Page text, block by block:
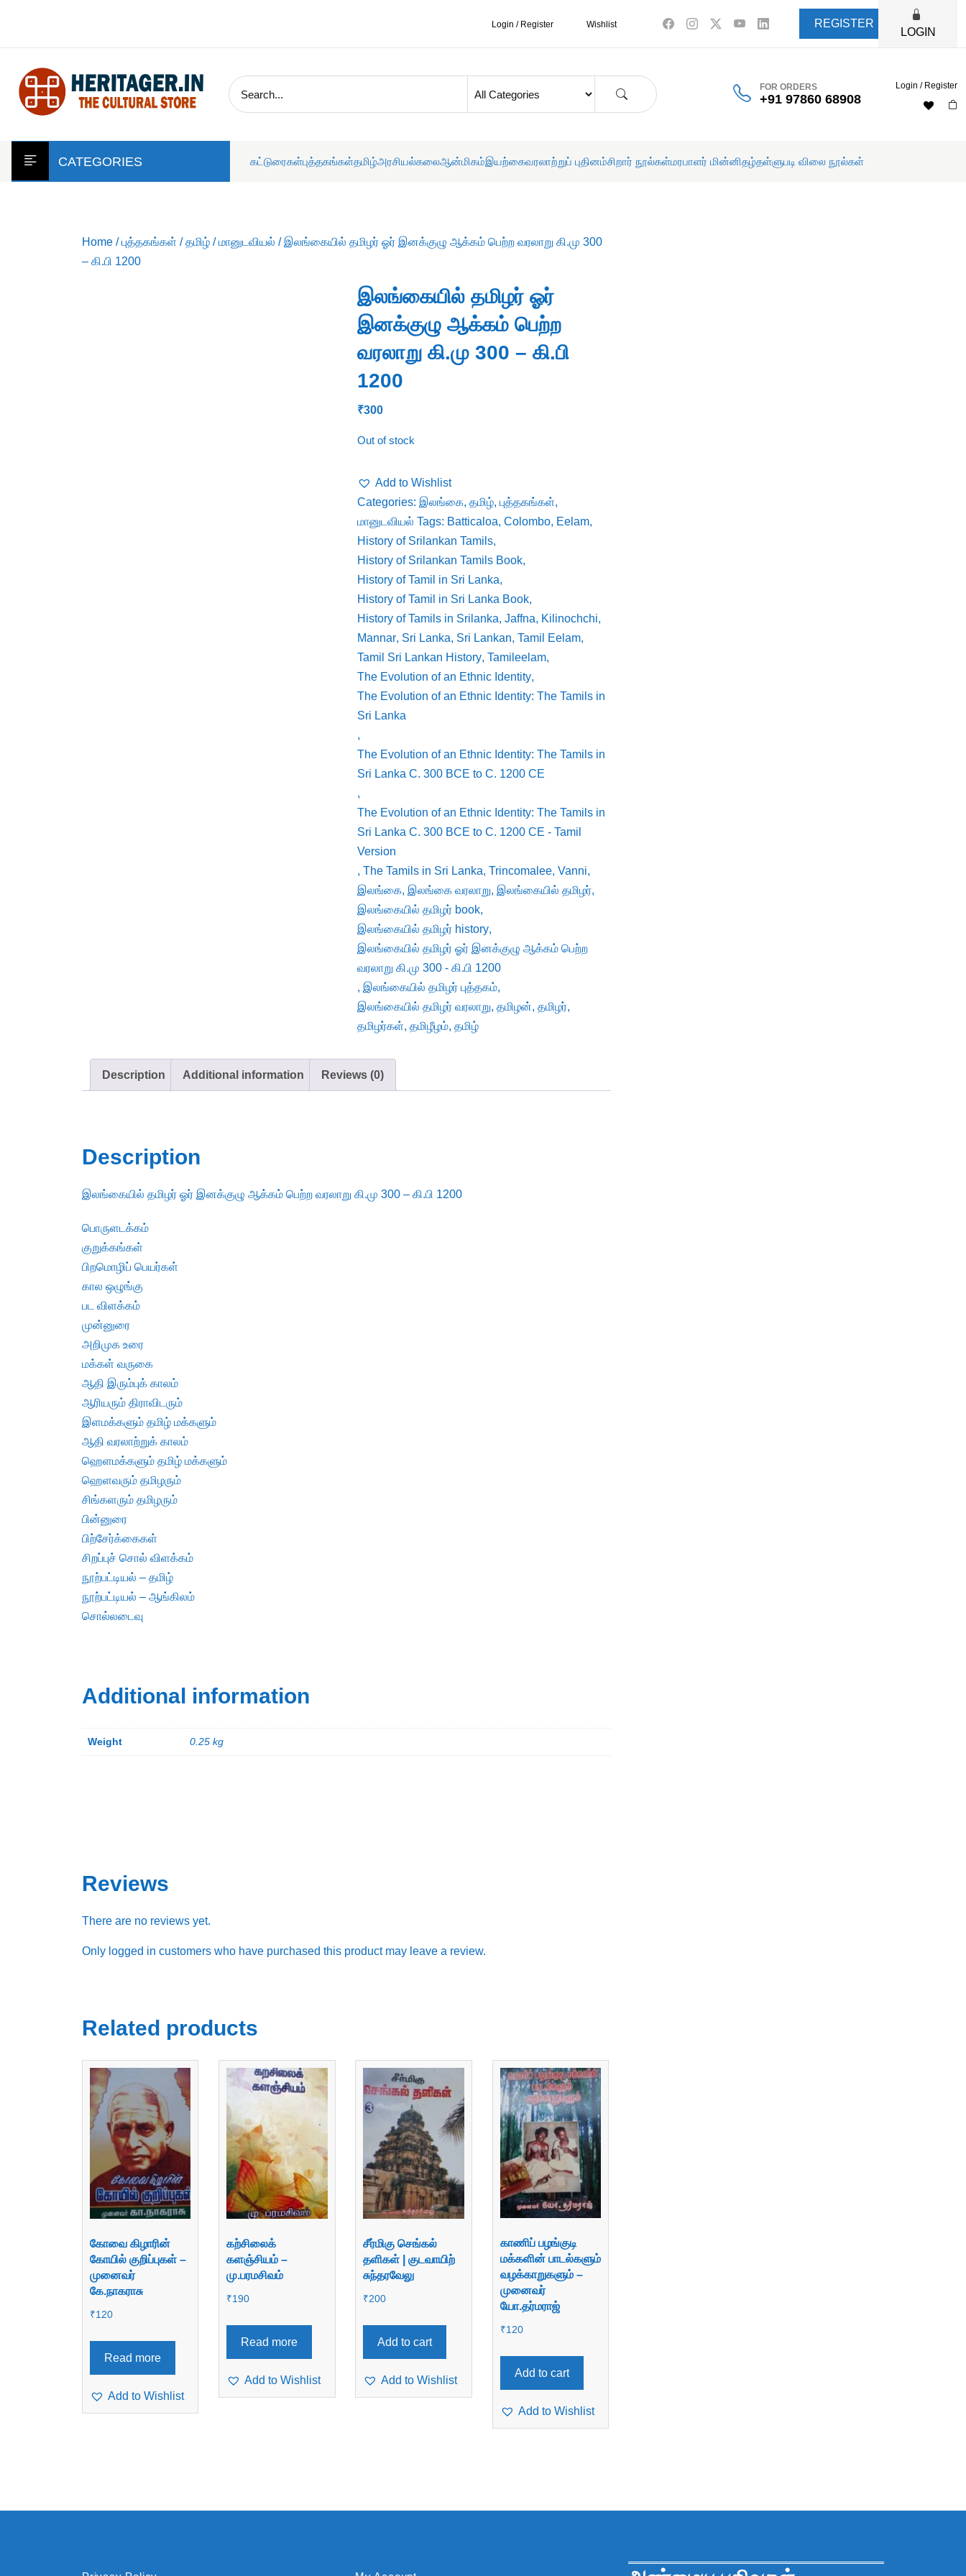
Login / Register Wishlist REGISTER
LOGIN
FOR ORDERS
+91 97860 68908
Login / Register
CATEGORIES கட்டுரைகள்புத்தகங்கள்தமிழ்அரசியல்கலைஆன்மிகம்இயற்கைவரலாற்றுப் புதினம்சிறார் நூல்கள்மரபாளர் மின்னிதழ்தள்ளுபடி விலை நூல்கள்
Home /புத்தகங்கள் /தமிழ் /மானுடவியல் / இலங்கையில் தமிழர் ஓர் இனக்குழு ஆக்கம் பெற்ற வரலாறு கி.மு 300
– கி.பி 1200
இலங்கையில் தமிழர் ஓர்
இனக்குழு ஆக்கம் பெற்ற
வரலாறு கி.மு 300 – கி.பி
1200
₹300
Out of stock
Add to Wishlist
Categories: இலங்கை, தமிழ், புத்தகங்கள்,
மானுடவியல் Tags: Batticaloa, Colombo, Eelam,
History of Srilankan Tamils,
History of Srilankan Tamils Book,
History of Tamil in Sri Lanka,
History of Tamil in Sri Lanka Book,
History of Tamils in Srilanka, Jaffna, Kilinochchi,
Mannar, Sri Lanka, Sri Lankan, Tamil Eelam,
Tamil Sri Lankan History, Tamileelam,
The Evolution of an Ethnic Identity,
The Evolution of an Ethnic Identity: The Tamils in
Sri Lanka
,
The Evolution of an Ethnic Identity: The Tamils in
Sri Lanka C. 300 BCE to C. 1200 CE
,
The Evolution of an Ethnic Identity: The Tamils in
Sri Lanka C. 300 BCE to C. 1200 CE - Tamil
Version
, The Tamils in Sri Lanka, Trincomalee, Vanni,
இலங்கை, இலங்கை வரலாறு, இலங்கையில் தமிழர்,
இலங்கையில் தமிழர் book,
இலங்கையில் தமிழர் history,
இலங்கையில் தமிழர் ஓர் இனக்குழு ஆக்கம் பெற்ற
வரலாறு கி.மு 300 - கி.பி 1200
, இலங்கையில் தமிழர் புத்தகம்,
இலங்கையில் தமிழர் வரலாறு, தமிழன், தமிழர்,
தமிழர்கள், தமிழீழம், தமிழ்
Description Additional information Reviews (0)
Description
இலங்கையில் தமிழர் ஓர் இனக்குழு ஆக்கம் பெற்ற வரலாறு கி.மு 300 – கி.பி 1200
பொருளடக்கம்
குறுக்கங்கள்
பிறமொழிப் பெயர்கள்
கால ஒழுங்கு
பட விளக்கம்
முன்னுரை
அறிமுக உரை
மக்கள் வருகை
ஆதி இரும்புக் காலம்
ஆரியரும் திராவிடரும்
இளமக்களும் தமிழ் மக்களும்
ஆதி வரலாற்றுக் காலம்
ஹெளமக்களும் தமிழ் மக்களும்
ஹெளவரும் தமிழரும்
சிங்களரும் தமிழரும்
பின்னுரை
பிற்சேர்க்கைகள்
சிறப்புச் சொல் விளக்கம்
நூற்பட்டியல் – தமிழ்
நூற்பட்டியல் – ஆங்கிலம்
சொல்லடைவு
Additional information
Weight 0.25 kg
Reviews
There are no reviews yet.
Only logged in customers who have purchased this product may leave a review.
Related products
கோவை கிழாரின்
கோயில் குறிப்புகள் –
முனைவர்
கே.நாகராசு
₹120
Read more
Add to Wishlist
கற்சிலைக்
களஞ்சியம் –
மு.பரமசிவம்
₹190
Read more
Add to Wishlist
சீர்மிகு செங்கல்
தளிகள் | குடவாயிற்
சுந்தரவேலு
₹200
Add to cart
Add to Wishlist
காணிப் பழங்குடி
மக்களின் பாடல்களும்
வழக்காறுகளும் –
முனைவர்
யோ.தர்மராஜ்
₹120
Add to cart
Add to Wishlist